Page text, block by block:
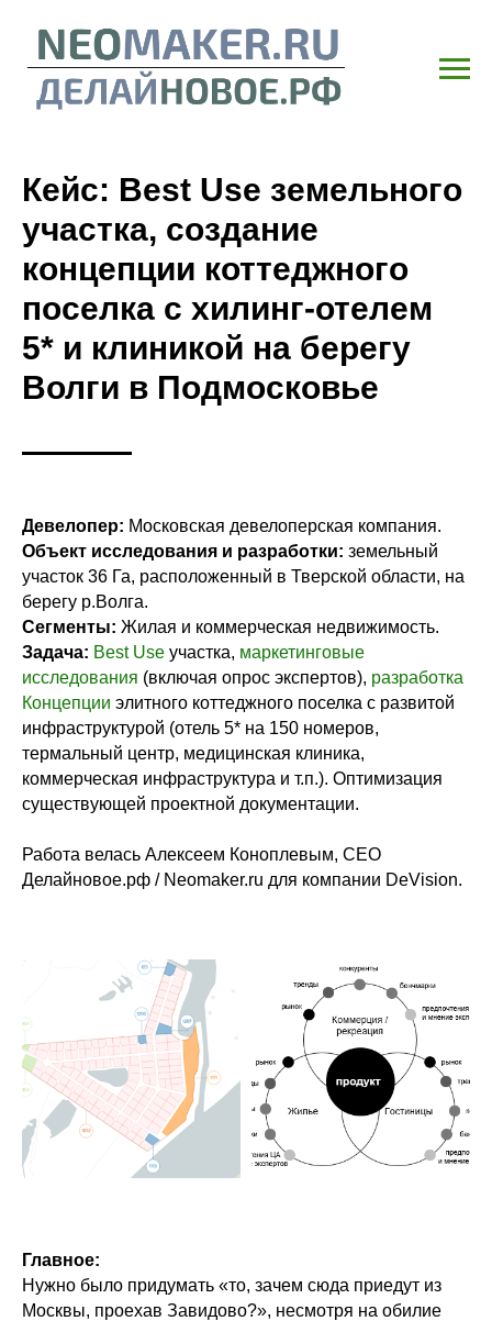
Кейс: Best Use земельного
участка, создание
концепции коттеджного
поселка с хилинг-отелем
5* и клиникой на берегу
Волги в Подмосковье
Девелопер: Московская девелоперская компания.
Объект исследования и разработки: земельный
участок 36 Га, расположенный в Тверской области, на
берегу р.Волга.
Сегменты: Жилая и коммерческая недвижимость.
Задача: Best Use участка, маркетинговые
исследования (включая опрос экспертов), разработка
Концепции элитного коттеджного поселка с развитой
инфраструктурой (отель 5* на 150 номеров,
термальный центр, медицинская клиника,
коммерческая инфраструктура и т.п.). Оптимизация
существующей проектной документации.
Работа велась Алексеем Коноплевым, CEO
Делайновое.рф / Neomaker.ru для компании DeVision.
Главное:
Нужно было придумать «то, зачем сюда приедут из
Москвы, проехав Завидово?», несмотря на обилие